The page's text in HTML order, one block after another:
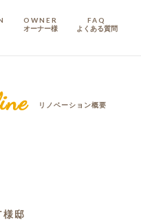
OWNER
オーナー様
FAQ
よくある質問
リノベーション概要
邸